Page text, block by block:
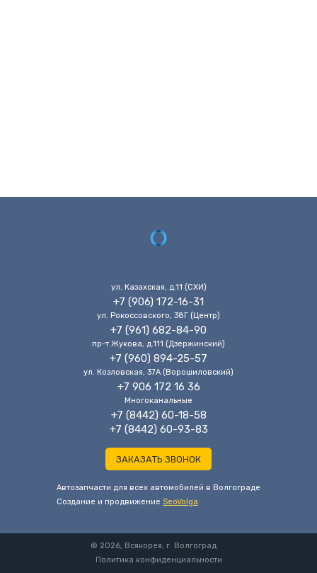
Автозапчасти для всех автомобилей в Волгограде
Cоздание и продвижение SeoVolga
ул. Казахская, д.11 (CХИ)
+7 (906) 172-16-31
ул. Рокоссовского, 38Г (Центр)
+7 (961) 682-84-90
пр-т Жукова, д.111 (Дзержинский)
+7 (960) 894-25-57
ул. Козловская, 37А (Ворошиловский)
+7 906 172 16 36
Многоканальные
+7 (8442) 60-18-58
+7 (8442) 60-93-83
ЗАКАЗАТЬ ЗВОНОК
© 2026, Всякорея, г. Волгоград
Политика конфиденциальности